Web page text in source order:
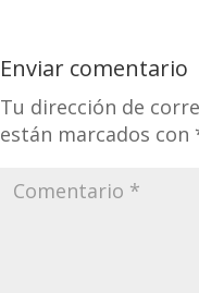
Enviar comentario
Tu dirección de
están marcados con